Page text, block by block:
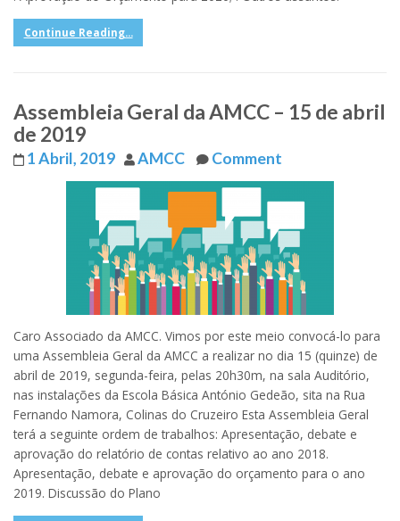
Continue Reading...
Assembleia Geral da AMCC – 15 de abril
de 2019
1 Abril, 2019 AMCC Comment
Caro Associado da AMCC. Vimos por este meio convocá-lo para
uma Assembleia Geral da AMCC a realizar no dia 15 (quinze) de
abril de 2019, segunda-feira, pelas 20h30m, na sala Auditório,
nas instalações da Escola Básica António Gedeão, sita na Rua
Fernando Namora, Colinas do Cruzeiro Esta Assembleia Geral
terá a seguinte ordem de trabalhos: Apresentação, debate e
aprovação do relatório de contas relativo ao ano 2018.
Apresentação, debate e aprovação do orçamento para o ano
2019. Discussão do Plano